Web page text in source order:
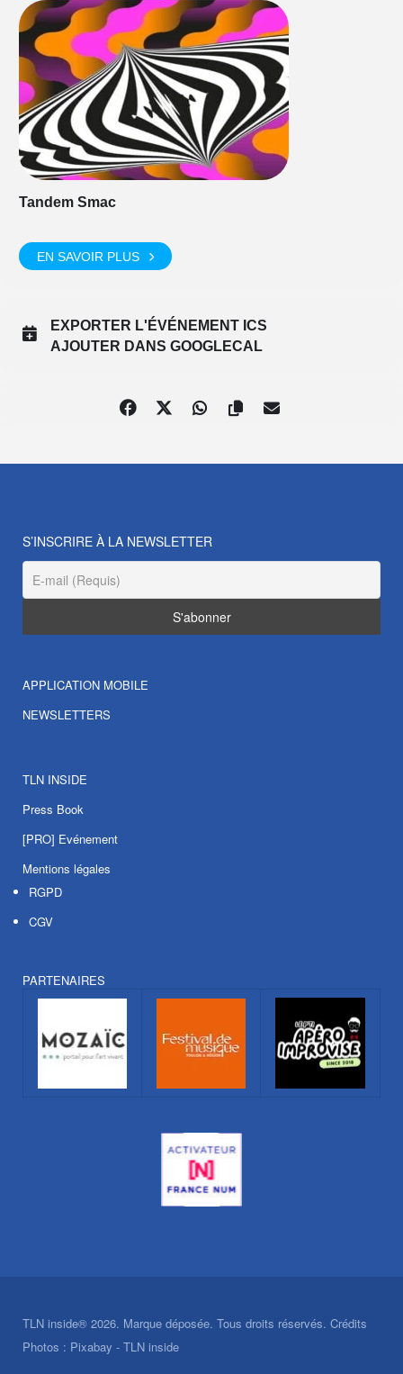
Tandem Smac
EN SAVOIR PLUS
EXPORTER L'ÉVÉNEMENT ICS
AJOUTER DANS GOOGLECAL
S’INSCRIRE À LA NEWSLETTER
APPLICATION MOBILE
NEWSLETTERS
TLN INSIDE
Press Book
[PRO] Evénement
Mentions légales
RGPD
CGV
PARTENAIRES
TLN inside® 2026. Marque déposée. Tous droits réservés. Crédits
Photos : Pixabay - TLN inside